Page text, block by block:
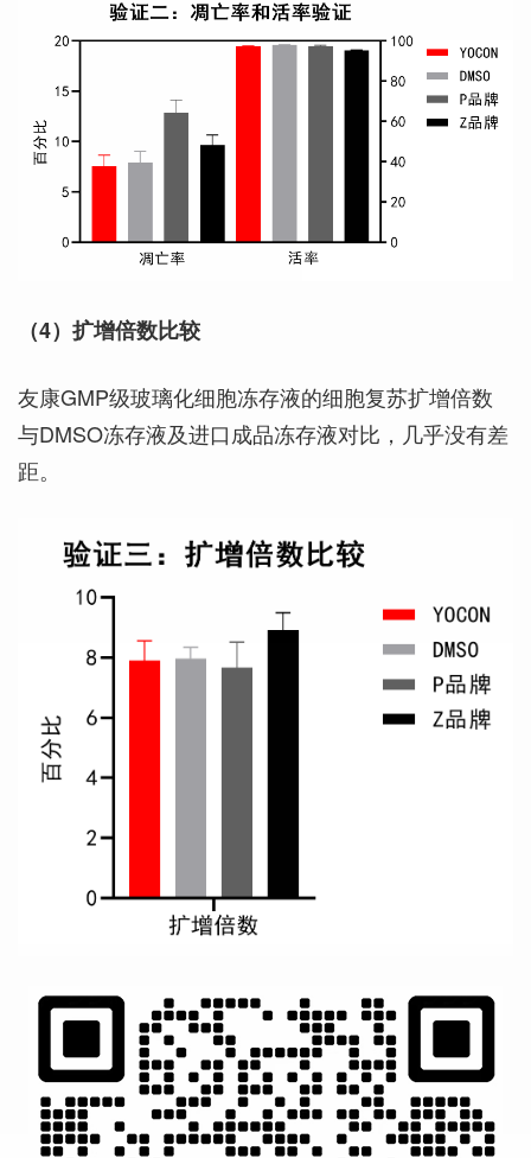
（4） 扩增倍数比较
友康GMP级玻璃化细胞冻存液的细胞复苏扩增倍数
与DMSO冻存液及进口成品冻存液对比，几乎没有差
距。